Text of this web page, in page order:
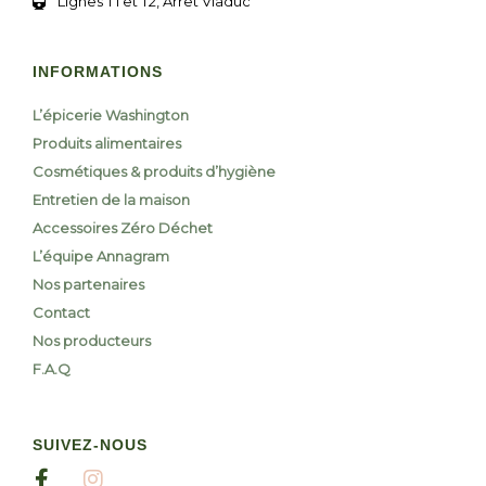
INFORMATIONS
L’épicerie Washington
Produits alimentaires
Cosmétiques & produits d’hygiène
Entretien de la maison
Accessoires Zéro Déchet
L’équipe Annagram
Nos partenaires
Contact
Nos producteurs
F.A.Q
SUIVEZ-NOUS